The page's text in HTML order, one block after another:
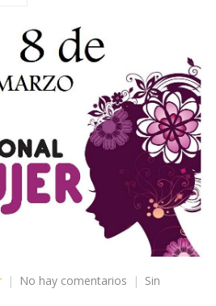
No hay comentarios
en Sin